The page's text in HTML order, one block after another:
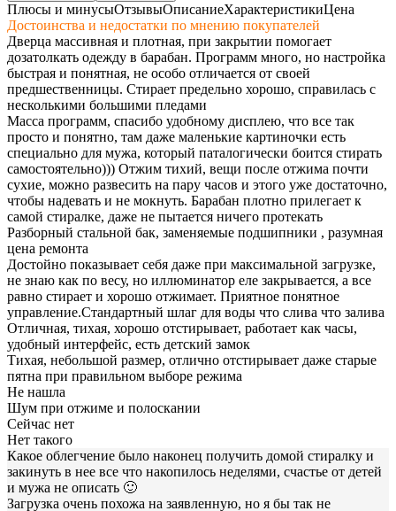
Плюсы и минусыОтзывыОписаниеХарактеристикиЦена
Достоинства и недостатки по мнению покупателей
Дверца массивная и плотная, при закрытии помогает
дозатолкать одежду в барабан. Программ много, но настройка
быстрая и понятная, не особо отличается от своей
предшественницы. Стирает предельно хорошо, справилась с
несколькими большими пледами
Масса программ, спасибо удобному дисплею, что все так
просто и понятно, там даже маленькие картиночки есть
специально для мужа, который паталогически боится стирать
самостоятельно))) Отжим тихий, вещи после отжима почти
сухие, можно развесить на пару часов и этого уже достаточно,
чтобы надевать и не мокнуть. Барабан плотно прилегает к
самой стиралке, даже не пытается ничего протекать
Разборный стальной бак, заменяемые подшипники , разумная
цена ремонта
Достойно показывает себя даже при максимальной загрузке,
не знаю как по весу, но иллюминатор еле закрывается, а все
равно стирает и хорошо отжимает. Приятное понятное
управление.Стандартный шлаг для воды что слива что залива
Отличная, тихая, хорошо отстирывает, работает как часы,
удобный интерфейс, есть детский замок
Тихая, небольшой размер, отлично отстирывает даже старые
пятна при правильном выборе режима
Не нашла
Шум при отжиме и полоскании
Сейчас нет
Нет такого
Какое облегчение было наконец получить домой стиралку и
закинуть в нее все что накопилось неделями, счастье от детей
и мужа не описать 🙂
Загрузка очень похожа на заявленную, но я бы так не